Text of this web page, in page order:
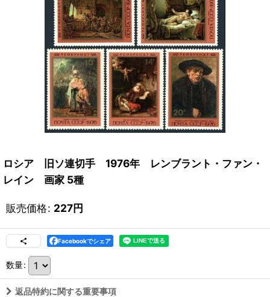
ロシア 旧ソ連切手 1976年 レンブラント・ファン・
レイン 画家 5種
販売価格: 227円
Facebookでシェア
数量:
返品特約に関する重要事項